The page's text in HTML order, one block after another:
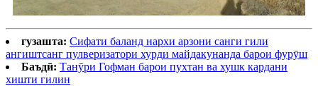
гузашта: Сифати баланд нархи арзони санги гили
ангиштсанг пулверизатори хурди майдакунанда барои фурӯш
Баъдӣ: Танӯри Гофман барои пухтан ва хушк кардани
хишти гилин